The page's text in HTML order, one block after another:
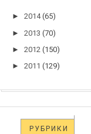
► 2014 (65)
► 2013 (70)
► 2012 (150)
► 2011 (129)
РУБРИКИ